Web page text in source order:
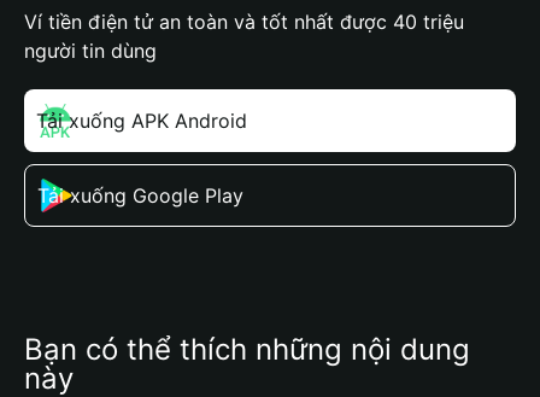
Ví tiền điện tử an toàn và tốt nhất được 40 triệu
người tin dùng
Tải xuống APK Android
Tải xuống Google Play
Bạn có thể thích những nội dung
này